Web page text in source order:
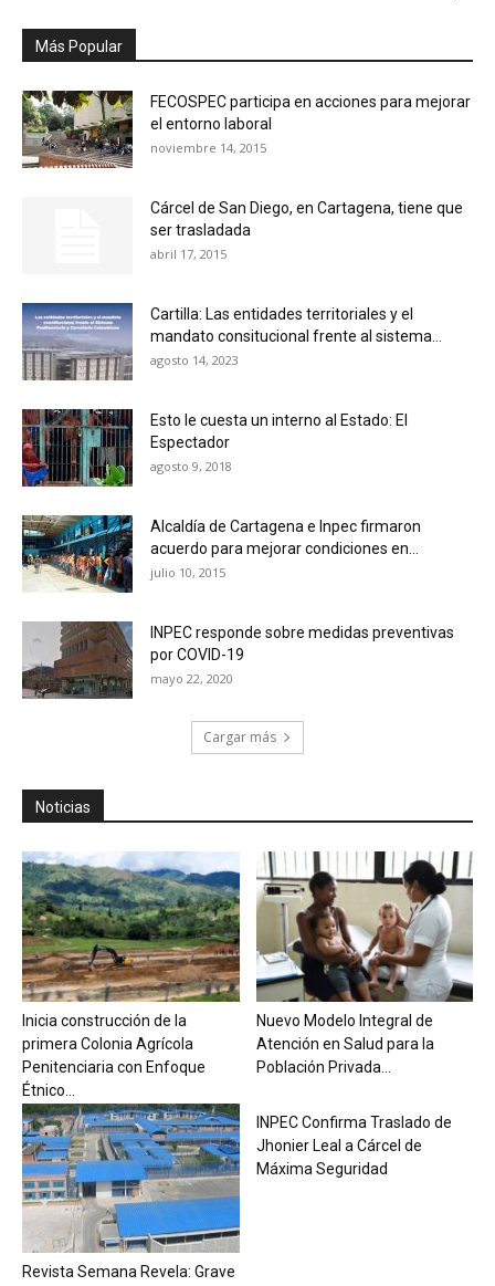
Más Popular
FECOSPEC participa en acciones para mejorar
el entorno laboral
noviembre 14, 2015
Cárcel de San Diego, en Cartagena, tiene que
ser trasladada
abril 17, 2015
Cartilla: Las entidades territoriales y el
mandato consitucional frente al sistema...
agosto 14, 2023
Esto le cuesta un interno al Estado: El
Espectador
agosto 9, 2018
Alcaldía de Cartagena e Inpec firmaron
acuerdo para mejorar condiciones en...
julio 10, 2015
INPEC responde sobre medidas preventivas
por COVID-19
mayo 22, 2020
Cargar más
Noticias
Inicia construcción de la
primera Colonia Agrícola
Penitenciaria con Enfoque
Étnico...
Nuevo Modelo Integral de
Atención en Salud para la
Población Privada...
Revista Semana Revela: Grave
INPEC Confirma Traslado de
Jhonier Leal a Cárcel de
Máxima Seguridad